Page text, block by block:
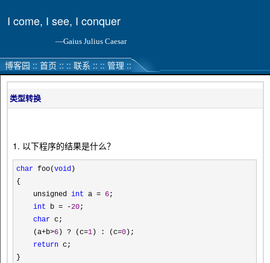
I come, I see, I conquer
—Gaius Julius Caesar
博客园 :: 首页 :: :: 联系 :: :: 管理 ::
类型转换
1. 以下程序的结果是什么？
char foo(void )
{
unsigned int a = 6;
int b = -20;
char c;
(a+b>6 ) ? (c=1 ) : (c=0 );
return c;
}